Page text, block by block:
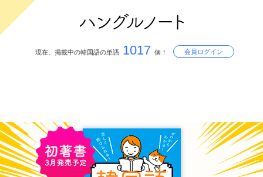
現在、掲載中の韓国語の単語 1017 個！ 会員ログイン